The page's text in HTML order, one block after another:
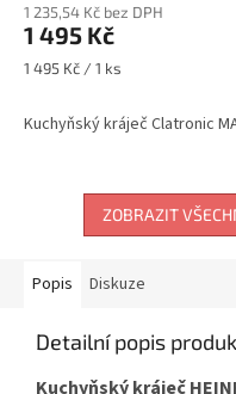
1 235,54 Kč bez DPH
1 495 Kč
Měrná
1 495 Kč / 1 ks
Kuchyňský kráječ Clatronic
ZOBRAZIT
Popis Diskuze
Detailní popis
Kuchyňský kráječ